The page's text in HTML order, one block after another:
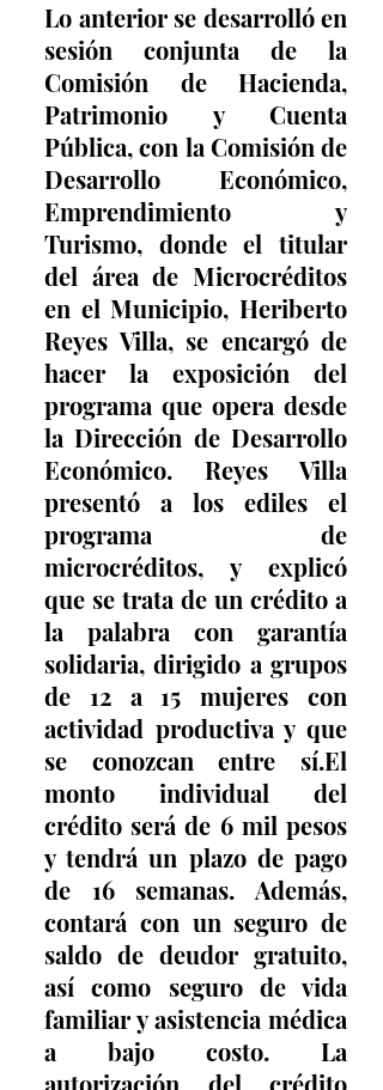
Lo anterior se desarrolló en
sesión conjunta de la
Comisión de Hacienda,
Patrimonio y Cuenta
Pública, con la Comisión de
Desarrollo Económico,
Emprendimiento y
Turismo, donde el titular
del área de Microcréditos
en el Municipio, Heriberto
Reyes Villa, se encargó de
hacer la exposición del
programa que opera desde
la Dirección de Desarrollo
Económico. Reyes Villa
presentó a los ediles el
programa de
microcréditos, y explicó
que se trata de un crédito a
la palabra con garantía
solidaria, dirigido a grupos
de 12 a 15 mujeres con
actividad productiva y que
se conozcan entre sí.El
monto individual del
crédito será de 6 mil pesos
y tendrá un plazo de pago
de 16 semanas. Además,
contará con un seguro de
saldo de deudor gratuito,
así como seguro de vida
familiar y asistencia médica
a bajo costo. La